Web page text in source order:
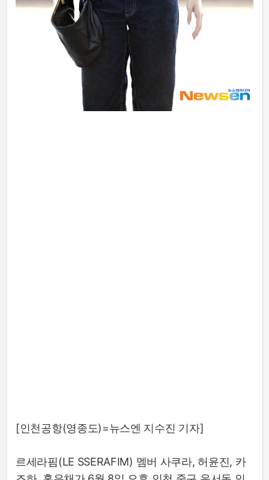
[인천공항(영종도)=뉴스엔 지수진 기자]
르세라핌(LE SSERAFIM) 멤버 사쿠라, 허윤진, 카